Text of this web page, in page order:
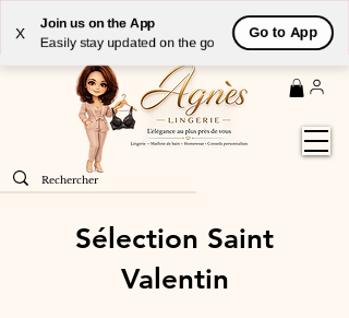
X
Join us on the App
Easily stay updated on the go
Go to App
Livraison GRATUITE(à partir de 59€) à domicile par
Colissimo en France métropolitaine
Sélection Saint
Valentin